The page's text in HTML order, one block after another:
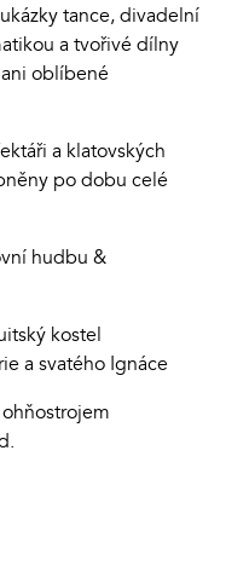
tance, divadelní
a tvořivé dílny
oblíbené
a klatovských
po dobu celé
hudbu &
kostel
a svatého Ignáce